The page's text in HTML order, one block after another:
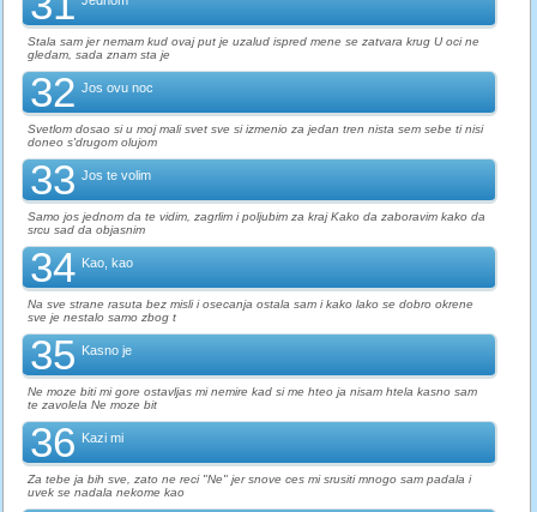
Stala sam jer nemam kud ovaj put je uzalud ispred mene se zatvara krug U oci ne
gledam, sada znam sta je
32 Jos ovu noc
Svetlom dosao si u moj mali svet sve si izmenio za jedan tren nista sem sebe ti nisi
doneo s'drugom olujom
33 Jos te volim
Samo jos jednom da te vidim, zagrlim i poljubim za kraj Kako da zaboravim kako da
srcu sad da objasnim
34 Kao, kao
Na sve strane rasuta bez misli i osecanja ostala sam i kako lako se dobro okrene
sve je nestalo samo zbog t
35 Kasno je
Ne moze biti mi gore ostavljas mi nemire kad si me hteo ja nisam htela kasno sam
te zavolela Ne moze bit
36 Kazi mi
Za tebe ja bih sve, zato ne reci "Ne" jer snove ces mi srusiti mnogo sam padala i
uvek se nadala nekome kao